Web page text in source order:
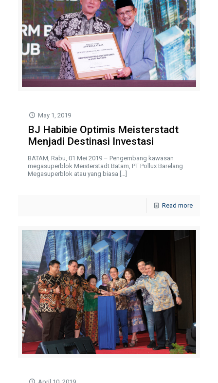
May 1, 2019
BJ Habibie Optimis Meisterstadt
Menjadi Destinasi Investasi
BATAM, Rabu, 01 Mei 2019 – Pengembang kawasan
megasuperblok Meisterstadt Batam, PT Pollux Barelang
Megasuperblok atau yang biasa […]
Read more